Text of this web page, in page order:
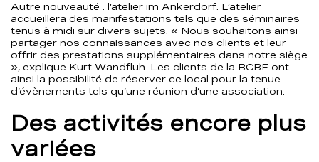
werden.
Autre nouveauté : l’atelier im Ankerdorf. L’atelier
accueillera des manifestations tels que des séminaires
tenus à midi sur divers sujets. « Nous souhaitons ainsi
partager nos connaissances avec nos clients et leur
offrir des prestations supplémentaires dans notre siège
», explique Kurt Wandfluh. Les clients de la BCBE ont
ainsi la possibilité de réserver ce local pour la tenue
d’évènements tels qu’une réunion d’une association.
Des activités encore plus
variées